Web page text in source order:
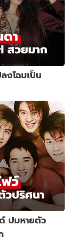
โฉมเป็น
ปมหายตัว